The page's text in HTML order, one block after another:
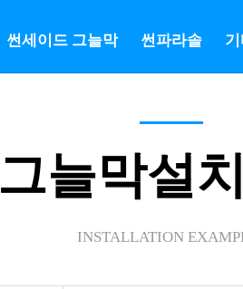
썬세이드 그늘막 썬파라솔
그늘막설
INSTALLATION